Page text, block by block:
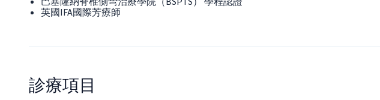
英國IFA國際芳療師
診療項目